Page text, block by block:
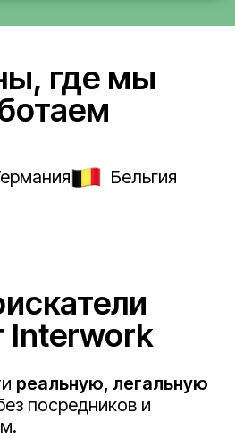
где мы
Бельгия
Interwork
реальную, легальную
посредников и